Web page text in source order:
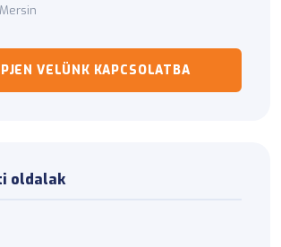
VELÜNK KAPCSOLATBA
oldalak